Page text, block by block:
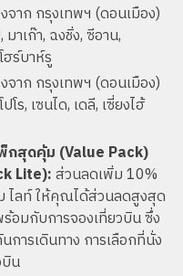
จาก กรุงเทพฯ (ดอนเมือง)
าเก๊า, ฉงชิ่ง, ซีอาน,
ร์บาห์รู
จาก กรุงเทพฯ (ดอนเมือง)
โร, เซนได, เดลี, เซี่ยงไฮ้
สุดคุ้ม (Value Pack)
Lite):ส่วนลดเพิ่ม 10%
ลท์ ให้คุณได้ส่วนลดสูงสุด
มกับการจองเที่ยวบิน ซึ่ง
ารเดินทาง การเลือกที่นั่ง
น